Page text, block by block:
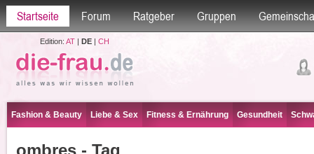
Startseite Forum Ratgeber Gruppen
Edition: AT| DE| CH
Fashion & Beauty Liebe & Sex Fitness & Ernährung Gesundheit
ombres - Tag